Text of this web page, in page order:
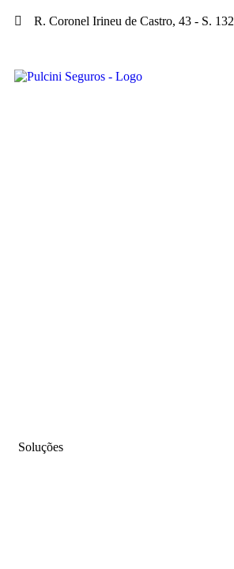
R. Coronel Irineu de Castro, 43 - S. 132
Soluções